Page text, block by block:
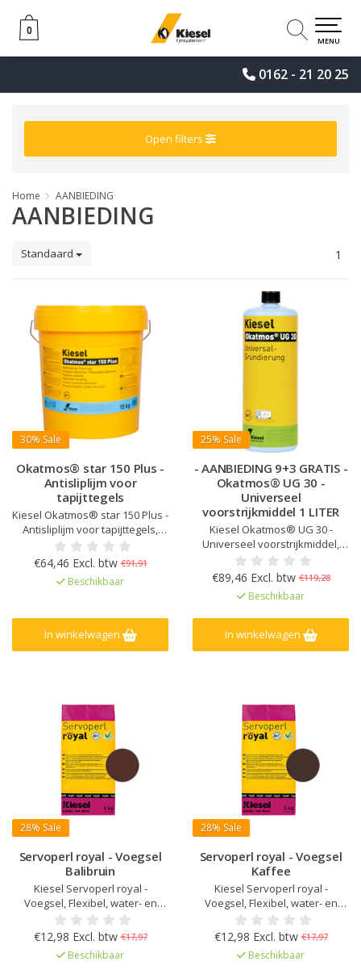
0162 - 21 20 25
0
0
MENU
Open filters
Home AANBIEDING
AANBIEDING
Standaard 1
30% Sale
Okatmos® star 150 Plus -
Antisliplijm voor
tapijttegels
Kiesel Okatmos® star 150 Plus -
Antisliplijm voor tapijttegels,
Eenvoudige verwerking,
Onbegrensde plaatsingstijd,
Oplosmiddelvrij, Speciaal voor
vrij liggende vloerbedekking,
€64,46 Excl. btw €91,91
Beschikbaar
In winkelwagen
25% Sale
- AANBIEDING 9+3 GRATIS -
Okatmos® UG 30 -
Universeel
voorstrijkmiddel 1 LITER
Kiesel Okatmos® UG 30 -
Universeel voorstrijkmiddel,
Snel drogend, Tot 1:1
verdunbaar, Voor zuigende en
niet-zuigende ondergronden,
Voor binnen, buiten en vochtige
ondergronden, Oplosmiddelvrij
en heel emissiearm
€89,46 Excl. btw €119,28
Beschikbaar
In winkelwagen
28% Sale
Servoperl royal - Voegsel
Balibruin
Kiesel Servoperl royal -
Voegsel, Flexibel, water- en
vuilafstotend, Voor 1 - 10 mm
voegbreedte, Voor wand en
vloer, binnen, buiten en in natte
ruimtes, Verhoogde weerstand
€12,98 Excl. btw €17,97
Beschikbaar
28% Sale
Servoperl royal - Voegsel
Kaffee
Kiesel Servoperl royal -
Voegsel, Flexibel, water- en
vuilafstotend, Voor 1 - 10 mm
voegbreedte, Voor wand en
vloer, binnen, buiten en in natte
ruimtes, Verhoogde weerstand
€12,98 Excl. btw €17,97
Beschikbaar